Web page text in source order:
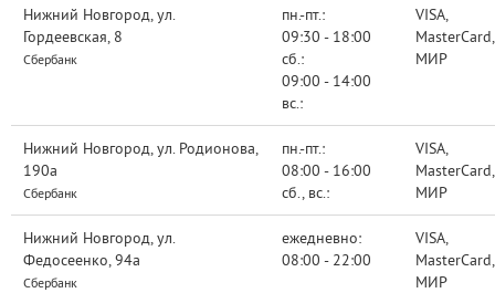
Нижний Новгород, ул.
Гордеевская, 8
Сбербанк
пн.-пт.:
09:30 - 18:00
сб.:
09:00 - 14:00
вс.:
VISA,
MasterCard,
МИР
Нижний Новгород, ул. Родионова,
190а
Сбербанк
пн.-пт.:
08:00 - 16:00
сб., вс.:
VISA,
MasterCard,
МИР
Нижний Новгород, ул.
Федосеенко, 94а
Сбербанк
ежедневно:
08:00 - 22:00
VISA,
MasterCard,
МИР